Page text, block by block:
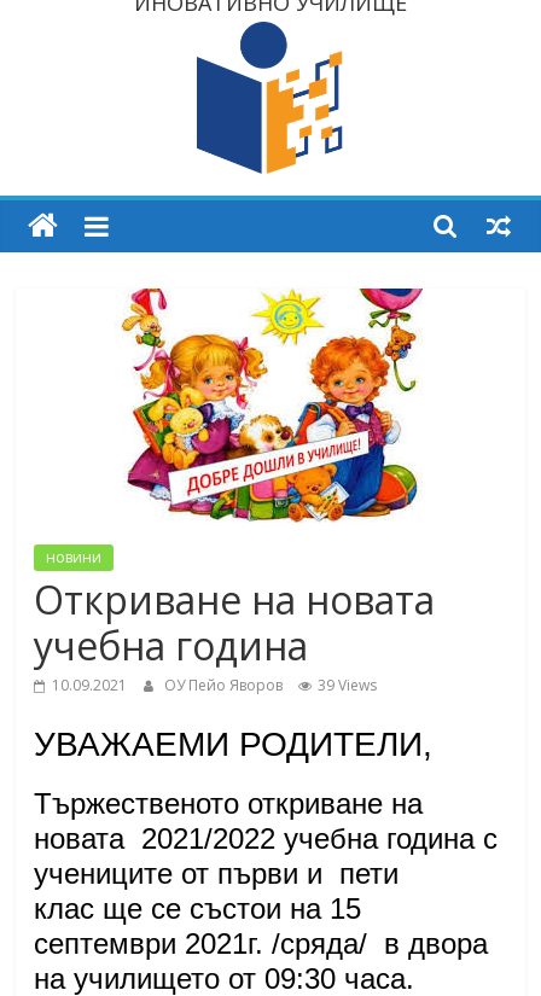
новини
Откриване на новата
учебна година
10.09.2021 ОУ Пейо Яворов 39 Views
УВАЖАЕМИ РОДИТЕЛИ,
Тържественото откриване на
новата 2021/2022 учебна година с
учениците от първи и пети
клас ще се състои на 15
септември 2021г. /сряда/ в двора
на училището от 09:30 часа.